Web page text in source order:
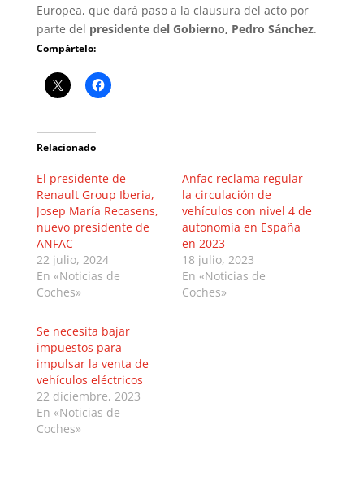
Europea, que dará paso a la clausura del acto por
parte del presidente del Gobierno, Pedro Sánchez.
Compártelo:
Relacionado
El presidente de
Renault Group Iberia,
Josep María Recasens,
nuevo presidente de
ANFAC
22 julio, 2024
En «Noticias de
Coches»
Anfac reclama regular
la circulación de
vehículos con nivel 4 de
autonomía en España
en 2023
18 julio, 2023
En «Noticias de
Coches»
Se necesita bajar
impuestos para
impulsar la venta de
vehículos eléctricos
22 diciembre, 2023
En «Noticias de
Coches»